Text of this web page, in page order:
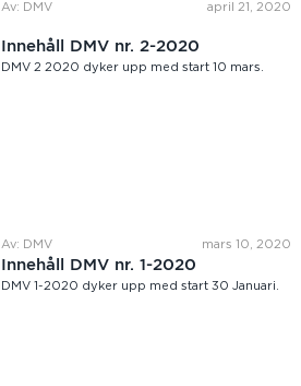
Av: DMV april 21, 2020
Innehåll DMV nr. 2-2020
DMV 2 2020 dyker upp med start 10 mars.
Av: DMV mars 10, 2020
Innehåll DMV nr. 1-2020
DMV 1-2020 dyker upp med start 30 Januari.